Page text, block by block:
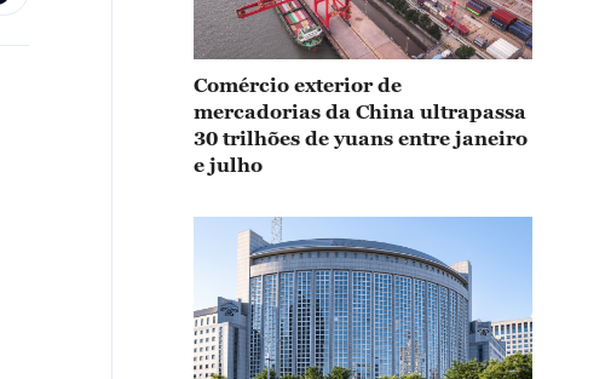
Comércio exterior de
mercadorias da China ultrapassa
30 trilhões de yuans entre janeiro
e julho